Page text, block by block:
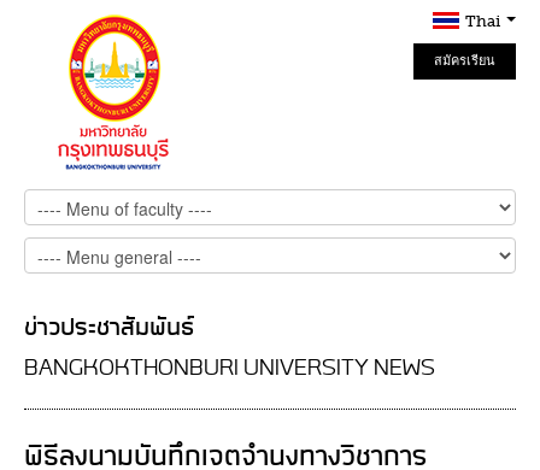
Thai
สมัครเรียน
Online
ข่าวประชาสัมพันธ์
BANGKOKTHONBURI UNIVERSITY NEWS
พิธีลงนามบันทึกเจตจำนงทางวิชาการ